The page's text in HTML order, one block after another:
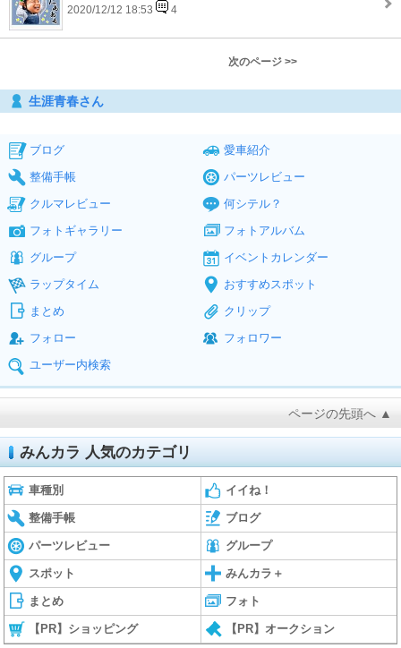
2020/12/12 18:53 4
次のページ >>
生涯青春さん
ブログ
愛車紹介
整備手帳
パーツレビュー
クルマレビュー
何シテル？
フォトギャラリー
フォトアルバム
グループ
イベントカレンダー
ラップタイム
おすすめスポット
まとめ
クリップ
フォロー
フォロワー
ユーザー内検索
ページの先頭へ ▲
みんカラ 人気のカテゴリ
車種別 イイね！
整備手帳 ブログ
パーツレビュー グループ
スポット みんカラ＋
まとめ フォト
【PR】ショッピング 【PR】オークション